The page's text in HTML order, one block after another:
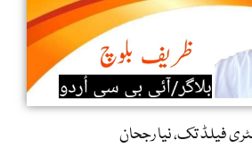
فیلڈ تک، نیا رجحان